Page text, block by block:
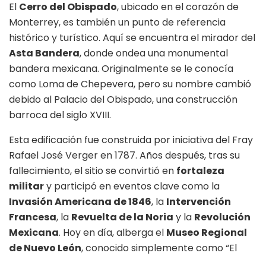
El Cerro del Obispado, ubicado en el corazón de
Monterrey, es también un punto de referencia
histórico y turístico. Aquí se encuentra el mirador del
Asta Bandera, donde ondea una monumental
bandera mexicana. Originalmente se le conocía
como Loma de Chepevera, pero su nombre cambió
debido al Palacio del Obispado, una construcción
barroca del siglo XVIII.
Esta edificación fue construida por iniciativa del Fray
Rafael José Verger en 1787. Años después, tras su
fallecimiento, el sitio se convirtió en fortaleza
military participó en eventos clave como la
Invasión Americana de 1846, la Intervención
Francesa, la Revuelta de la Noria y la Revolución
Mexicana. Hoy en día, alberga el Museo Regional
de Nuevo León, conocido simplemente como “El